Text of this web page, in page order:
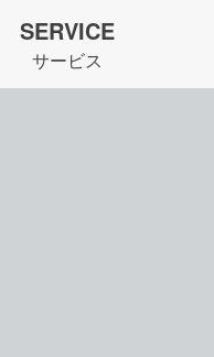
SERVICE
サービス